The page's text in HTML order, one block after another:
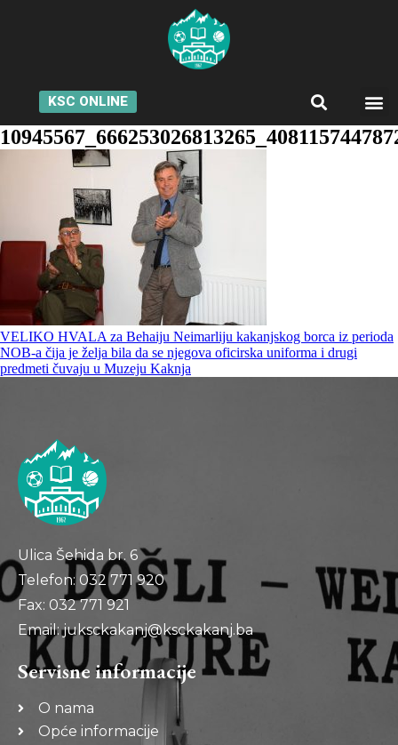
KSC ONLINE
VELIKO HVALA za Behaiju Neimarliju kakanjskog borca iz perioda
NOB-a čija je želja bila da se njegova oficirska uniforma i drugi
predmeti čuvaju u Muzeju Kaknja
Ulica Šehida br. 6
Telefon: 032 771 920
Fax: 032 771 921
Email: juksckakanj@ksckakanj.ba
Servisne informacije
O nama
Opće informacije